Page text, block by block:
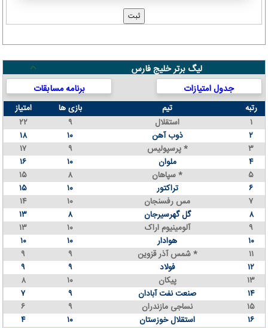
لیگ برتر خلیج فارس
جدول امتیازات
برنامه مسابقات
رتبه تیم بازی ها
امتیاز
۱
استقلال ۹
۲۲
۲
ذوب آهن ۱۰
۱۸
۳
پرسپولیس * ۹
۱۷
۴
ملوان ۱۰
۱۶
۵
سپاهان * ۸
۱۵
۶
تراکتور ۱۰
۱۵
۷
مس رفسنجان ۱۰
۱۴
۸
گل گهرسیرجان ۸
۱۳
۹
آلومینیوم اراک ۱۰
۱۳
۱۰
هوادار ۱۰
۱۰
۱۱
شمس آذر قزوین * ۹
۹
۱۲
فولاد ۹
۹
۱۳
پیکان ۱۰
۸
۱۴
صنعت نفت آبادان ۹
۷
۱۵
نساجی مازندران ۹
۶
۱۶
استقلال خوزستان ۱۰ ۴